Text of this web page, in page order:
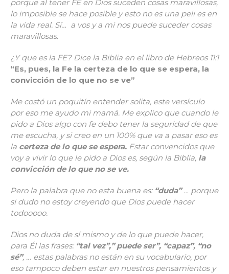
porque al tener FE en Dios suceden cosas maravillosas,
lo imposible se hace posible y esto no es una peli es en
la vida real. Sí… a vos y a mi nos puede suceder cosas
maravillosas.
¿Y que es la FE? Dice la Biblia en el libro de Hebreos 11:1
“Es, pues, la Fe la certeza de lo que se espera, la
convicción de lo que no se ve”
Me costó un poquitín entender solita, este versículo
por eso me ayudo mi mamá. Me explico que cuando le
pido a Dios algo con fe debo tener la seguridad de que
me escucha, y si creo en un 100% que va a pasar eso es
la certeza de lo que se espera. Estar convencidos que
voy a vivir lo que le pido a Dios es, según la Biblia, la
convicción de lo que no se ve.
Pero la palabra que no esta buena es: “duda”… porque
si dudo no estoy creyendo que Dios puede hacer
todooooo.
Dios no duda de sí mismo y de lo que puede hacer,
para Él las frases: “tal vez”,” puede ser”, “capaz”, “no
sé”, … estas palabras no están en su vocabulario, por
eso tampoco deben estar en nuestros pensamientos y